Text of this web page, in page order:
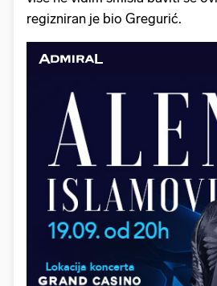
regizniran je bio Gregurić.